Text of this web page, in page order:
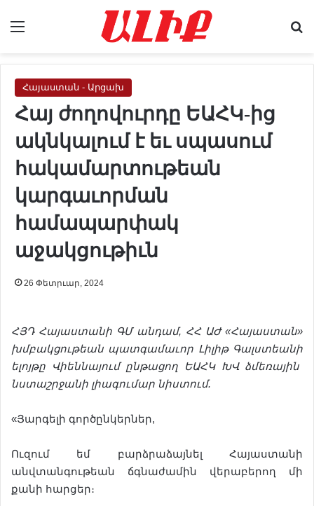
Հայաստան - Արցախ
Հայ ժողովուրդը ԵԱՀԿ-ից
ակնկալում է եւ սպասում
հակամարտութեան
կարգաւորման
համապարփակ
աջակցութիւն
26 Փետրւար, 2024
ՀՅԴ Հայաստանի ԳՄ անդամ, ՀՀ ԱԺ«Հայաստան»
խմբակցութեան պատգամաւոր Լիլիթ Գալստեանի
ելոյթը
Վիեննայում ընթացող ԵԱՀԿ ԽՎ ձմեռային
նստաշրջանի լիագումար նիստում.
«Յարգելի գործընկերներ,
Ուզում եմ բարձրաձայնել Հայաստանի
անվտանգութեան ճգնաժամին վերաբերող մի
քանի հարցեր։